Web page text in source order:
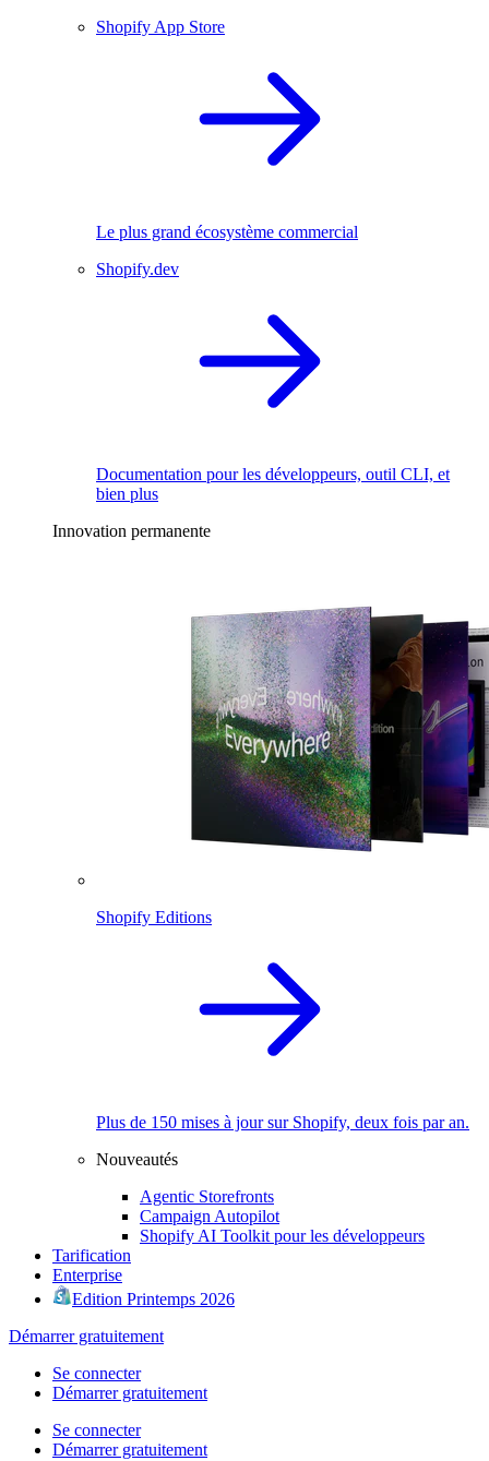
Shopify App Store
Le plus grand écosystème commercial
Shopify.dev
Documentation pour les développeurs, outil CLI, et
bien plus
Innovation permanente
Shopify Editions
Plus de 150 mises à jour sur Shopify, deux fois par an.
Nouveautés
Agentic Storefronts
Campaign Autopilot
Shopify AI Toolkit pour les développeurs
Tarification
Enterprise
Edition Printemps 2026
Démarrer gratuitement
Se connecter
Démarrer gratuitement
Se connecter
Démarrer gratuitement